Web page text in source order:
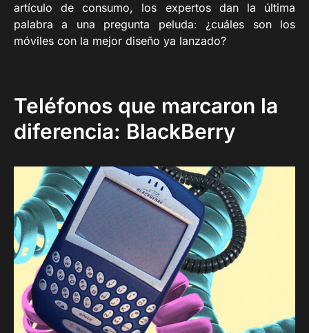
artículo de consumo, los expertos dan la última
palabra a una pregunta peluda: ¿cuáles son los
móviles con la mejor diseño ya lanzado?
Teléfonos que marcaron la
diferencia: BlackBerry